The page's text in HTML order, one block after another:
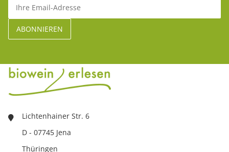
Lichtenhainer Str. 6
D - 07745 Jena
Thüringen